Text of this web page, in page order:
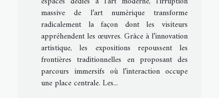
massive de l’art numérique transforme
radicalement la façon dont les visiteurs
appréhendent les œuvres. Grâce à l’innovation
artistique, les expositions repoussent les
frontières traditionnelles en proposant des
parcours immersifs où l’interaction occupe
une place centrale. Les...